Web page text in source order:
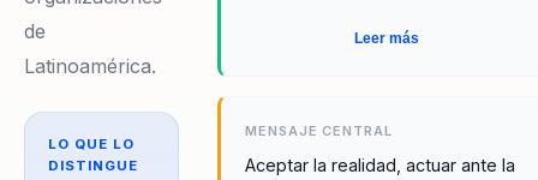
de
Latinoamérica.
LO QUE LO
DISTINGUE
Leer más
MENSAJE CENTRAL
Aceptar la realidad, actuar ante la